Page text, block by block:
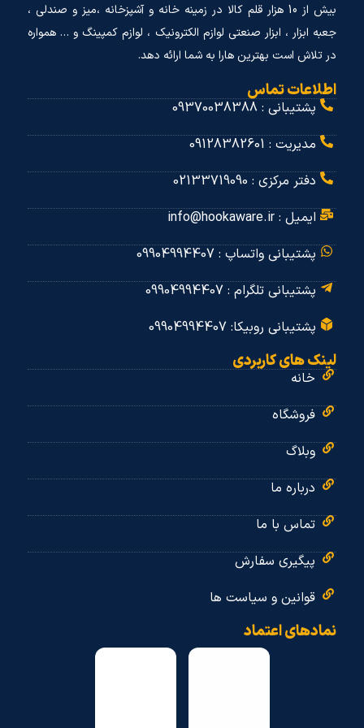
بیش از 10 هزار قلم کالا در زمینه خانه و آشپزخانه ،میز و صندلی ،
جعبه ابزار ، ابزار صنعتی لوازم الکترونیک ، لوازم کمپینگ و … همواره
در تلاش است بهترین هارا به شما ارائه دهد.
اطلاعات تماس
پشتیبانی : 09370038388
مدیریت : 09128382601
دفتر مرکزی : 02133719090
ایمیل : info@hookaware.ir
پشتیبانی واتساپ : 09904994407
پشتیبانی تلگرام : 09904994407
پشتیبانی روبیکا: 09904994407
لینک های کاربردی
خانه
فروشگاه
وبلاگ
درباره ما
تماس با ما
پیگیری سفارش
قوانین و سیاست ها
نمادهای اعتماد